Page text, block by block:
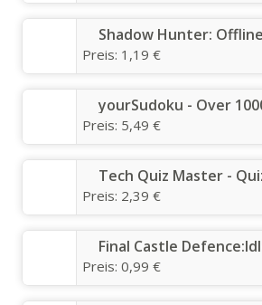
Shadow Hunter:
Preis: 1,19 €
yourSudoku - Over
Preis: 5,49 €
Tech Quiz Master -
Preis: 2,39 €
Final Castle
Preis: 0,99 €